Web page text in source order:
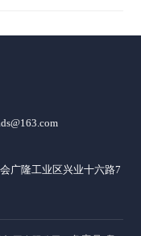
广隆工业区兴业十六路7